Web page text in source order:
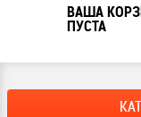
ВАША
ПУСТА